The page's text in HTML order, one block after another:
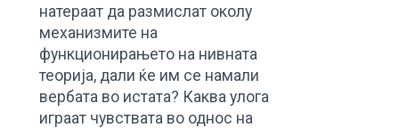
натераат да размислат околу
механизмите на
функционирањето на нивната
теорија, дали ќе им се намали
вербата во истата? Каква улога
играат чувствата во однос на